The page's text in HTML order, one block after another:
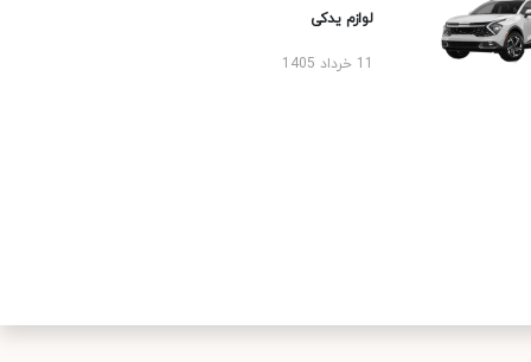
لوازم یدکی